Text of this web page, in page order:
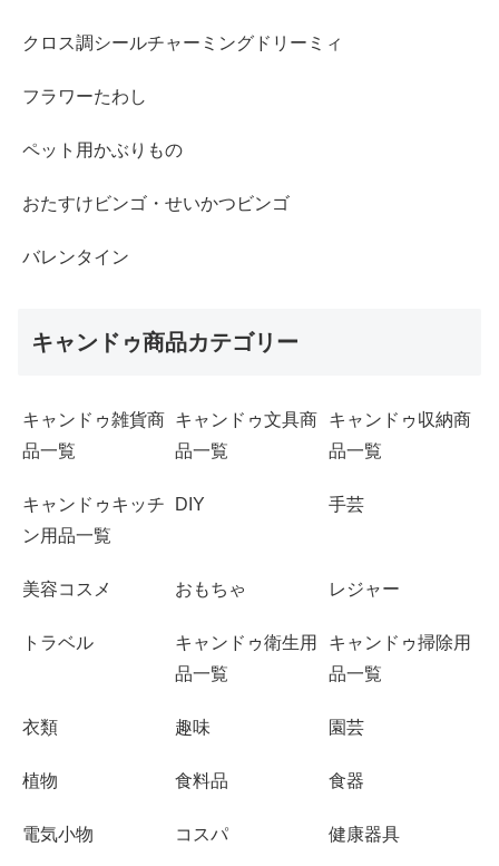
クロス調シールチャーミングドリーミィ
フラワーたわし
ペット用かぶりもの
おたすけビンゴ・せいかつビンゴ
バレンタイン
キャンドゥ商品カテゴリー
キャンドゥ雑貨商
品一覧
キャンドゥ文具商
品一覧
キャンドゥ収納商
品一覧
キャンドゥキッチ
ン用品一覧
DIY 手芸
美容コスメ おもちゃ レジャー
トラベル
キャンドゥ衛生用
品一覧
キャンドゥ掃除用
品一覧
衣類 趣味 園芸
植物 食料品 食器
電気小物 コスパ 健康器具